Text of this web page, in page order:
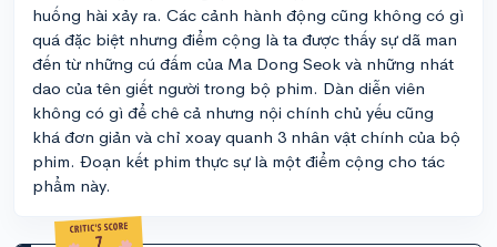
huống hài xảy ra. Các cảnh hành động cũng không có gì
quá đặc biệt nhưng điểm cộng là ta được thấy sự dã man
đến từ những cú đấm của Ma Dong Seok và những nhát
dao của tên giết người trong bộ phim. Dàn diễn viên
không có gì để chê cả nhưng nội chính chủ yếu cũng
khá đơn giản và chỉ xoay quanh 3 nhân vật chính của bộ
phim. Đoạn kết phim thực sự là một điểm cộng cho tác
phẩm này.